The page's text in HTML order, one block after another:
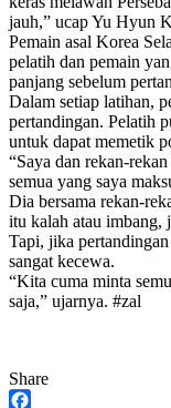
jauh,” ucap Yu Hyun
Pemain asal Korea
pelatih dan pemain
panjang sebelum
Dalam setiap latihan,
pertandingan. Pelatih
untuk dapat memetik
“Saya dan rekan-
semua yang saya
Dia bersama rekan-
itu kalah atau imbang,
Tapi, jika
sangat kecewa.
“Kita cuma minta
saja,” ujarnya. #zal
Share